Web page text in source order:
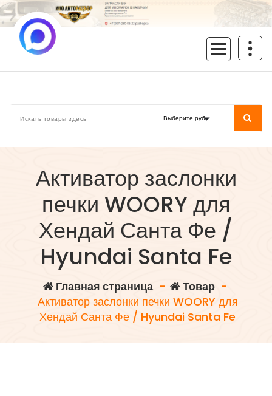
Перейти
к
содержимому
Активатор заслонки
печки WOORY для
Хендай Санта Фе /
Hyundai Santa Fe
Главная страница- Товар-
Активатор заслонки печки WOORY для
Хендай Санта Фе / Hyundai Santa Fe